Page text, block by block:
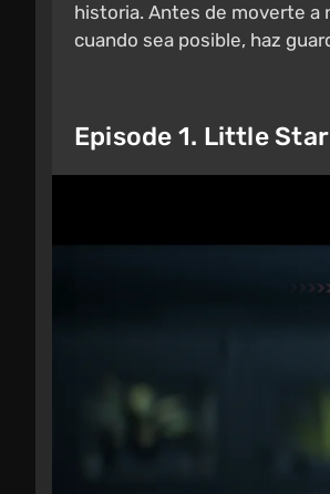
historia. Antes de moverte a
cuando sea posible, haz
Episode 1. Little Star